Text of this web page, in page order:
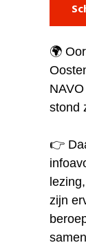
🌍
stond
👉
zijn